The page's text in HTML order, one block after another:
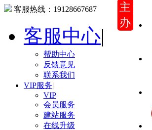
客服热线： 19128667687
客服中心|
帮助中心
反馈意见
联系我们
VIP服务|
VIP
会员服务
建站服务
在线升级
主
办